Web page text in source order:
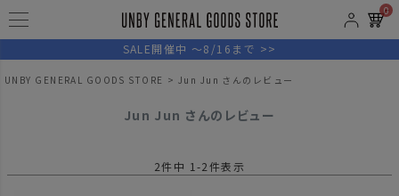
0
SALE開催中 ～8/16まで >>
UNBY GENERAL GOODS STORE Jun Jun さんのレビュー
Jun Jun さんのレビュー
2件中 1 -2件表示